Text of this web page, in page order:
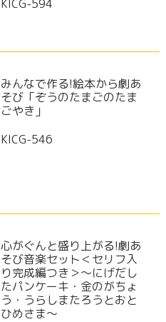
KICG-594
みんなで作る!絵本から劇あ
そび「ぞうのたまごのたま
ごやき」
KICG-546
心がぐんと盛り上がる!劇あ
そび音楽セット＜セリフ入
り完成編つき＞～にげだし
たパンケーキ・金のがちょ
う・うらしまたろうとおと
ひめさま～